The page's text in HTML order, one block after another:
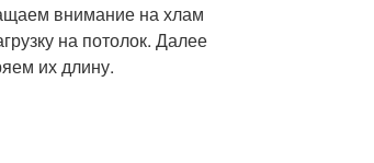
внимание на хлам
на потолок. Далее
их длину.